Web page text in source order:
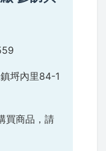
埒內里84-1
買商品，請